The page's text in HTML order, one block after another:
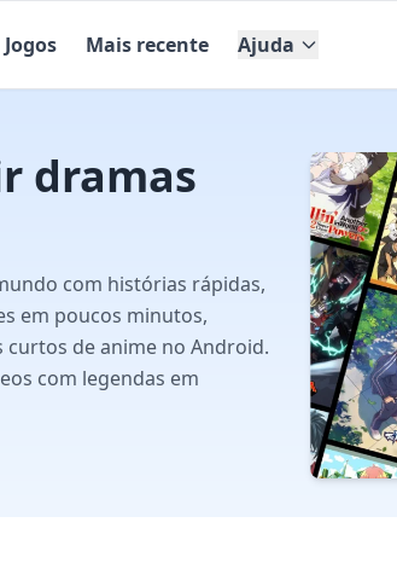
Jogos Mais recente Ajuda
dramas
com histórias rápidas,
em poucos minutos,
de anime no Android.
com legendas em